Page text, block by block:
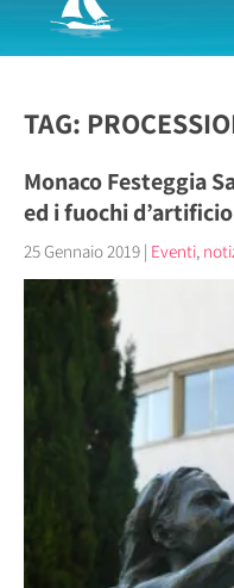
TAG:
Monaco Festeggia
ed i fuochi
25 Gennaio 2019 | Eventi,